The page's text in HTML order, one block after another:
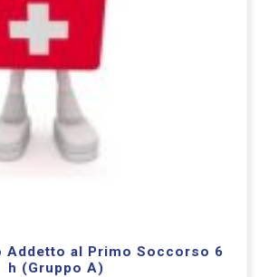
Addetto al Primo Soccorso 6
h (Gruppo A)